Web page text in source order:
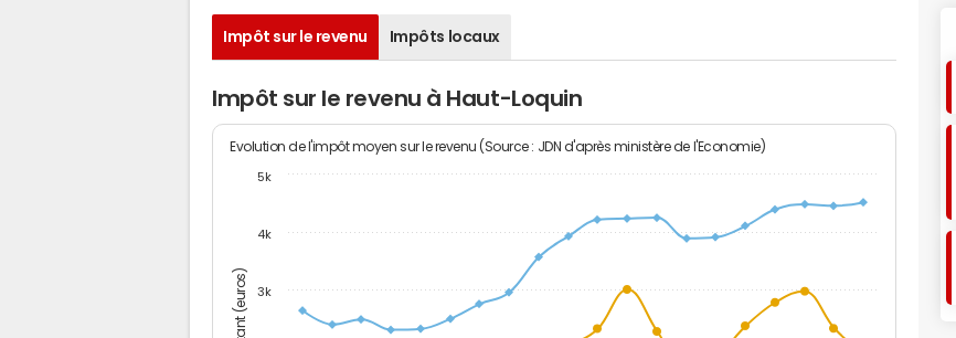
Impôt sur le revenu Impôts locaux
Impôt sur le revenu à Haut-Loquin
Evolution de l'impôt moyen sur le revenu (Source : JDN d'après ministère de l'Economie)
3k
4k
5k